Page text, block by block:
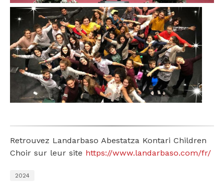
Retrouvez Landarbaso Abestatza Kontari Children
Choir sur leur site https://www.landarbaso.com/fr/
2024